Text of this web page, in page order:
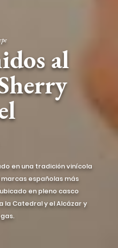
al
en una tradición vinícola
españolas más
en pleno casco
la Catedral y el Alcázar y